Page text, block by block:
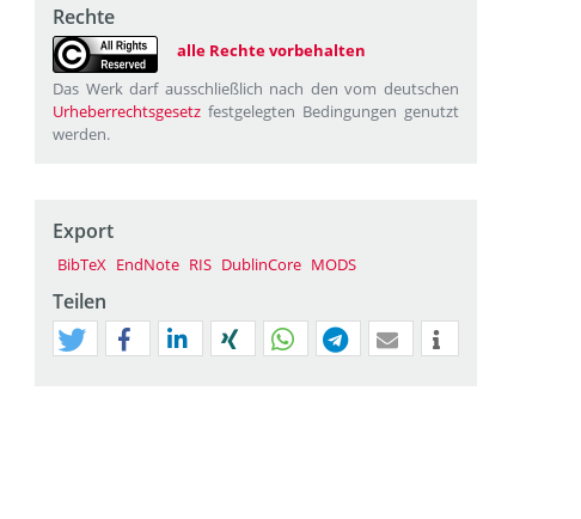
Rechte
alle Rechte vorbehalten
Das Werk darf ausschließlich nach den vom deutschen
Urheberrechtsgesetz festgelegten Bedingungen genutzt
werden.
Export
BibTeX EndNote RIS DublinCore MODS
Teilen